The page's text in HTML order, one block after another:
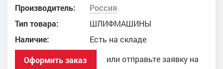
Производитель:
Россия
Тип товара:
ШЛИФМАШИНЫ
Наличие:
Есть на складе
Оформить заказ
или отправьте заявку на